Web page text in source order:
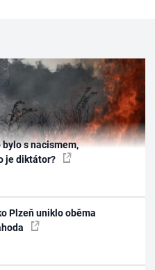
s nacismem,
je diktátor?
Plzeň uniklo oběma